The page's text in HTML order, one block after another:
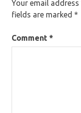
Your email
fields are marked *
Comment *